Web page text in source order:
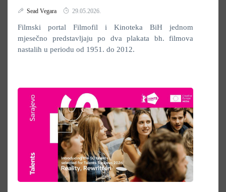
Sead Vegara 29.05.2026.
Filmski portal Filmofil i Kinoteka BiH jednom
mjesečno predstavljaju po dva plakata bh. filmova
nastalih u periodu od 1951. do 2012.